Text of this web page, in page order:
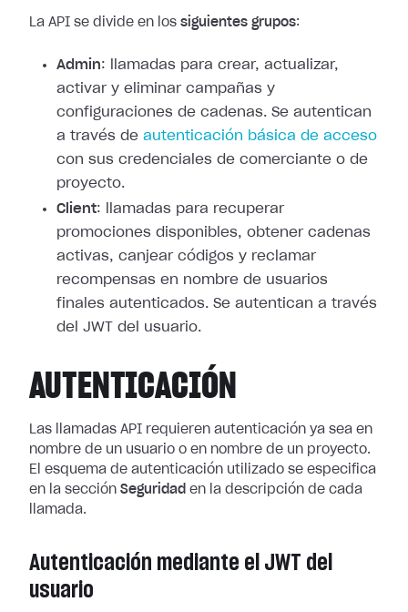
La API se divide en los siguientes grupos:
Admin: llamadas para crear, actualizar,
activar y eliminar campañas y
configuraciones de cadenas. Se autentican
a través de autenticación básica de acceso
con sus credenciales de comerciante o de
proyecto.
Client: llamadas para recuperar
promociones disponibles, obtener cadenas
activas, canjear códigos y reclamar
recompensas en nombre de usuarios
finales autenticados. Se autentican a través
del JWT del usuario.
AUTENTICACIÓN
Las llamadas API requieren autenticación ya sea en
nombre de un usuario o en nombre de un proyecto.
El esquema de autenticación utilizado se especifica
en la sección Seguridad en la descripción de cada
llamada.
Autenticación mediante el JWT del
usuario